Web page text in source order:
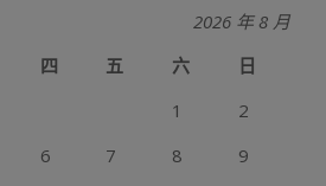
2026 年 8 月
四 五 六
日
1
2
6 7 8
9